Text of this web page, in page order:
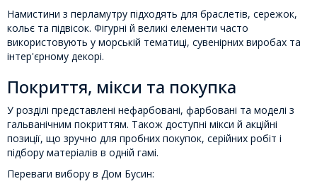
Намистини з перламутру підходять для браслетів, сережок,
кольє та підвісок. Фігурні й великі елементи часто
використовують у морській тематиці, сувенірних виробах та
інтер'єрному декорі.
Покриття, мікси та покупка
У розділі представлені нефарбовані, фарбовані та моделі з
гальванічним покриттям. Також доступні мікси й акційні
позиції, що зручно для пробних покупок, серійних робіт і
підбору матеріалів в одній гамі.
Переваги вибору в Дом Бусин: